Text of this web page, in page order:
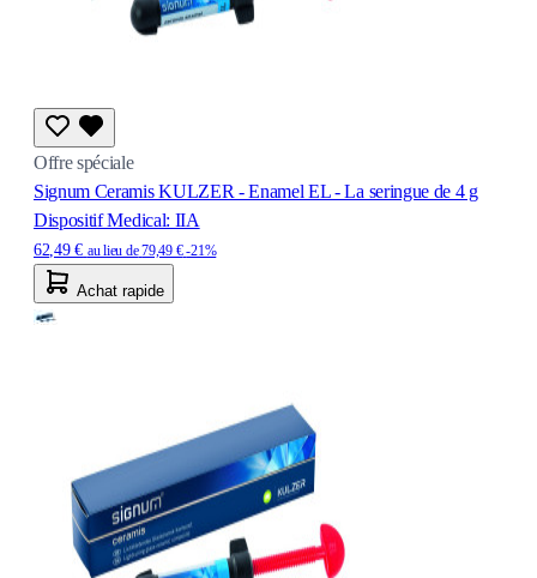
Offre spéciale
Signum Ceramis KULZER - Enamel EL - La seringue de 4 g
Dispositif Medical: IIA
62,49 € au lieu de79,49 €-21%
Achat rapide